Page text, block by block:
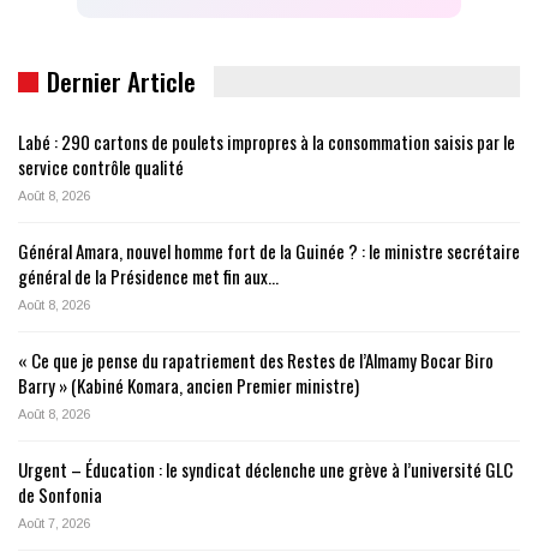
Dernier Article
Labé : 290 cartons de poulets impropres à la consommation saisis par le
service contrôle qualité
Août 8, 2026
Général Amara, nouvel homme fort de la Guinée ? : le ministre secrétaire
général de la Présidence met fin aux…
Août 8, 2026
« Ce que je pense du rapatriement des Restes de l’Almamy Bocar Biro
Barry » (Kabiné Komara, ancien Premier ministre)
Août 8, 2026
Urgent – Éducation : le syndicat déclenche une grève à l’université GLC
de Sonfonia
Août 7, 2026